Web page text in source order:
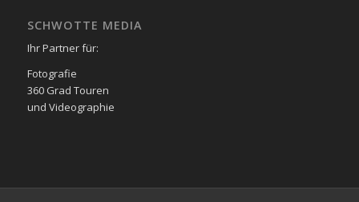
SCHWOTTE MEDIA
Ihr Partner für:
Fotografie
360 Grad Touren
und Videographie